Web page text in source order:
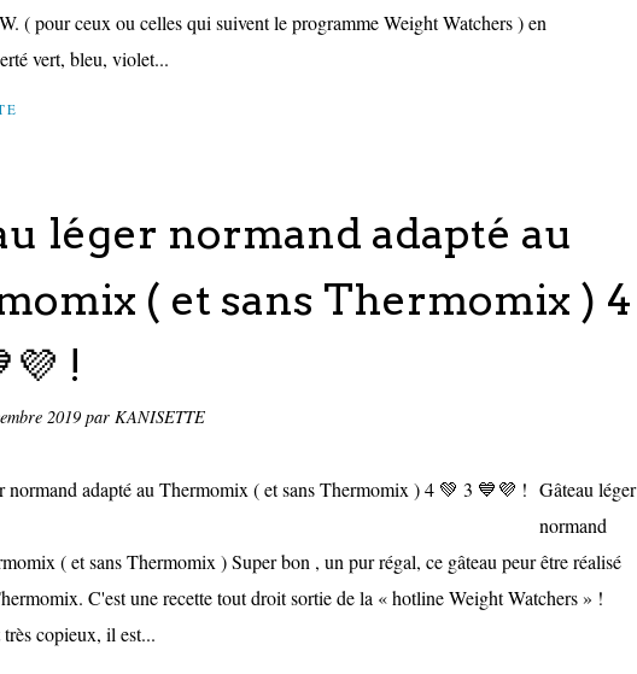
( pour ceux ou celles qui suivent le programme Weight Watchers ) en
vert, bleu, violet...
léger normand adapté au
( et sans Thermomix ) 4
!
2019 par KANISETTE
Gâteau léger
normand
( et sans Thermomix ) Super bon , un pur régal, ce gâteau peur être réalisé
C'est une recette tout droit sortie de la « hotline Weight Watchers » !
copieux, il est...